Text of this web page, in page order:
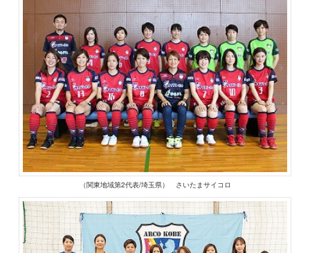
（関東地域第2代表/埼玉県） さいたまサイコロ